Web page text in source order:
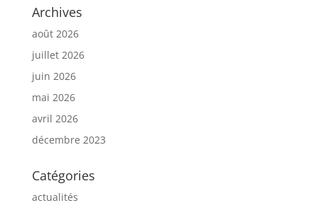
Archives
août 2026
juillet 2026
juin 2026
mai 2026
avril 2026
décembre 2023
Catégories
actualités